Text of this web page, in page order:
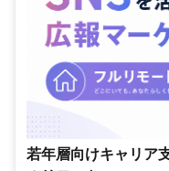
若年層向けキャリア